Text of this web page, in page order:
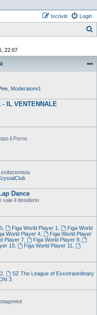
Login
Iscriviti
22:07
Moderatore1
- IL VENTENNALE
il Porno
Dance
sale il desiderio
, Figa World Player 1
Figa World
World Player 4,
Figa World Player
Player 7, Figa World Player 8,
10, Figa World Player 11
,
SZ The League of Exxxtraordinary
3